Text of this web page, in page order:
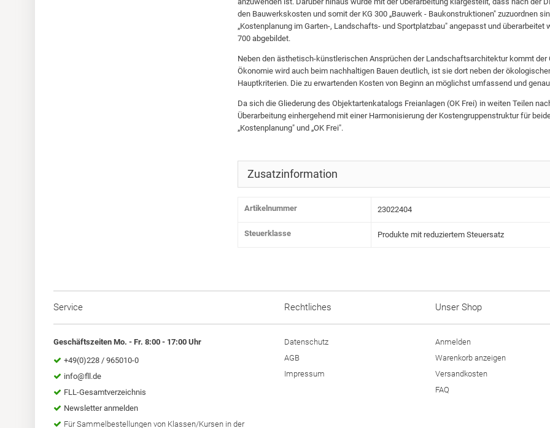
den Bauwerkskosten und somit der KG 300 „Bauwerk - Baukonstruktionen" zuzuordnen
„Kostenplanung im Garten-, Landschafts- und Sportplatzbau" angepasst und
700 abgebildet.
Neben den ästhetisch-künstlerischen Ansprüchen der Landschaftsarchitektur kommt der
Ökonomie wird auch beim nachhaltigen Bauen deutlich, ist sie dort neben der
Hauptkriterien. Die zu erwartenden Kosten von Beginn an möglichst umfassend und
Da sich die Gliederung des Objektartenkatalogs Freianlagen (OK Frei) in weiten Teilen
Überarbeitung einhergehend mit einer Harmonisierung der Kostengruppenstruktur für
„Kostenplanung" und „OK Frei".
Zusatzinformation
Artikelnummer 23022404
Steuerklasse Produkte mit reduziertem Steuersatz
Service
Geschäftszeiten Mo. - Fr. 8:00 - 17:00 Uhr
+49(0)228 / 965010-0
info@fll.de
FLL-Gesamtverzeichnis
Newsletter anmelden
Für Sammelbestellungen von Klassen/Kursen in der
Rechtliches
Datenschutz
AGB
Impressum
Unser Shop
Anmelden
Warenkorb anzeigen
Versandkosten
FAQ